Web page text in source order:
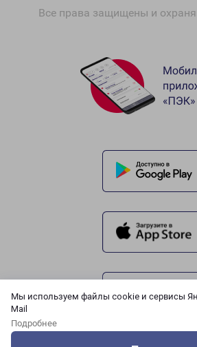
Мы используем файлы cookie и сервисы
Mail
Подробнее
Все права защищены и